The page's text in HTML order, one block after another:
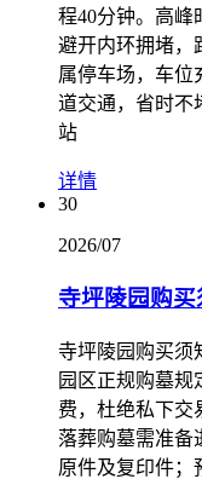
程40分钟。高峰
避开内环拥堵，
属停车场，车位
道交通，省时不
站
详情
30
2026/07
寺坪陵园购买
寺坪陵园购买须
园区正规购墓
费，杜绝私下交
落葬购墓需准备
原件及复印件；